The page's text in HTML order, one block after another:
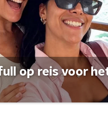
op reis voor